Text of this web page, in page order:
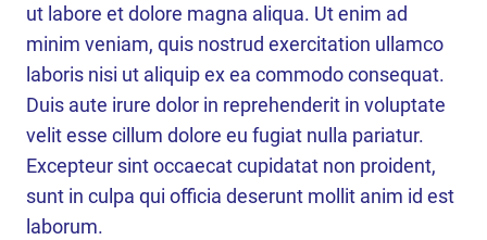
ut labore et dolore magna aliqua. Ut enim ad
minim veniam, quis nostrud exercitation ullamco
laboris nisi ut aliquip ex ea commodo consequat.
Duis aute irure dolor in reprehenderit in voluptate
velit esse cillum dolore eu fugiat nulla pariatur.
Excepteur sint occaecat cupidatat non proident,
sunt in culpa qui officia deserunt mollit anim id est
laborum.